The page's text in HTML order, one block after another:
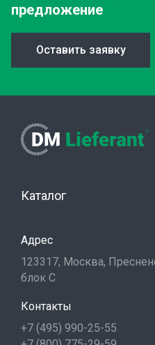
предложение
Оставить заявку
Каталог
Адрес
123317, Москва,
блок С
Контакты
+7 (495) 990-25-55